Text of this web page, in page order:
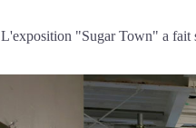
L'exposition "Sugar Town" a fait